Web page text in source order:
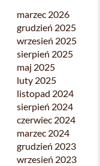
marzec 2026
grudzień 2025
wrzesień 2025
sierpień 2025
maj 2025
luty 2025
listopad 2024
sierpień 2024
czerwiec 2024
marzec 2024
grudzień 2023
wrzesień 2023